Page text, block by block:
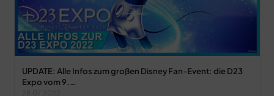
UPDATE: Alle Infos zum großen Disney Fan-Event: die D23
Expo vom 9.…
28.07.2022